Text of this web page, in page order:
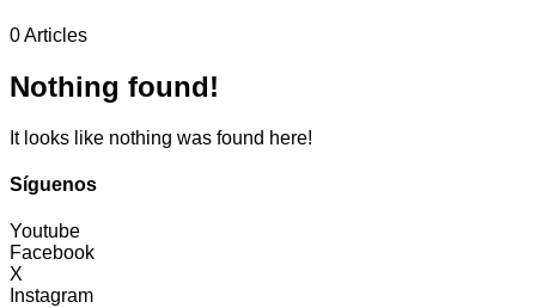
0 Articles
Nothing found!
It looks like nothing was found here!
Síguenos
Youtube
Facebook
X
Instagram